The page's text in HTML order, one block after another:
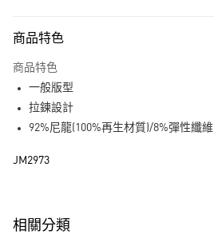
LINE Pay
每筆NT$80，滿NT$1,500(含以上)免運費
商品特色
商品特色
一般版型
拉鍊設計
92%尼龍(100%再生材質)/8%彈性纖維
JM2973
相關分類